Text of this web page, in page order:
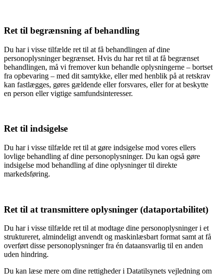
Ret til begrænsning af behandling
Du har i visse tilfælde ret til at få behandlingen af dine
personoplysninger begrænset. Hvis du har ret til at få begrænset
behandlingen, må vi fremover kun behandle oplysningerne – bortset
fra opbevaring – med dit samtykke, eller med henblik på at retskrav
kan fastlægges, gøres gældende eller forsvares, eller for at beskytte
en person eller vigtige samfundsinteresser.
Ret til indsigelse
Du har i visse tilfælde ret til at gøre indsigelse mod vores ellers
lovlige behandling af dine personoplysninger. Du kan også gøre
indsigelse mod behandling af dine oplysninger til direkte
markedsføring.
Ret til at transmittere oplysninger (dataportabilitet)
Du har i visse tilfælde ret til at modtage dine personoplysninger i et
struktureret, almindeligt anvendt og maskinlæsbart format samt at få
overført disse personoplysninger fra én dataansvarlig til en anden
uden hindring.
Du kan læse mere om dine rettigheder i Datatilsynets vejledning om